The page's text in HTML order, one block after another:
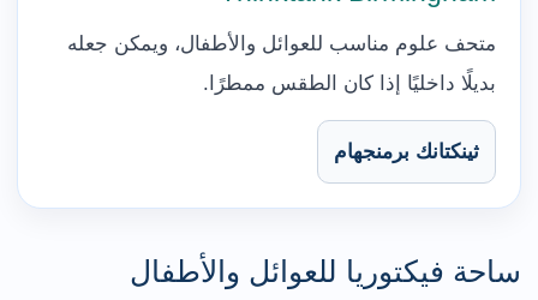
متحف علوم مناسب للعوائل والأطفال، ويمكن جعله
بديلًا داخليًا إذا كان الطقس ممطرًا.
ثينكتانك برمنجهام
ساحة فيكتوريا للعوائل والأطفال